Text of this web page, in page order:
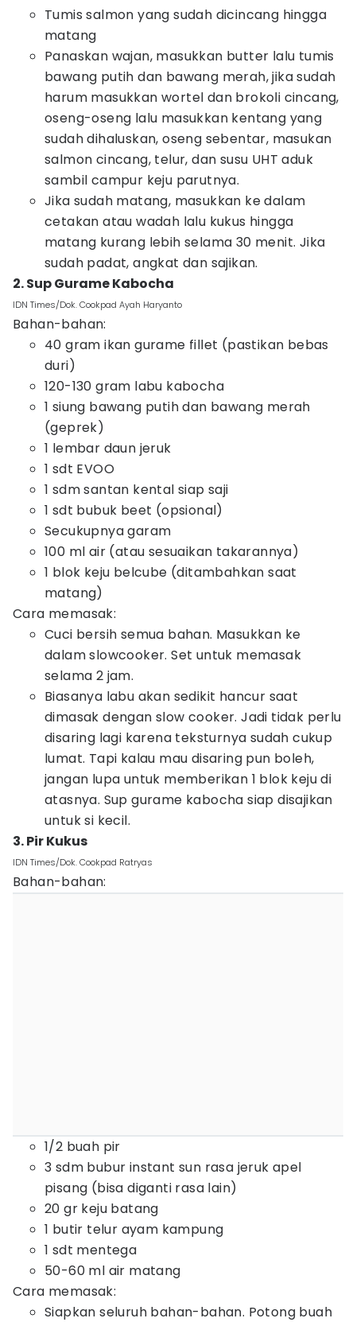
Tumis salmon yang sudah dicincang hingga
matang
Panaskan wajan, masukkan butter lalu tumis
bawang putih dan bawang merah, jika sudah
harum masukkan wortel dan brokoli cincang,
oseng-oseng lalu masukkan kentang yang
sudah dihaluskan, oseng sebentar, masukan
salmon cincang, telur, dan susu UHT aduk
sambil campur keju parutnya.
Jika sudah matang, masukkan ke dalam
cetakan atau wadah lalu kukus hingga
matang kurang lebih selama 30 menit. Jika
sudah padat, angkat dan sajikan.
2. Sup Gurame Kabocha
IDN Times/Dok. Cookpad Ayah Haryanto
Bahan-bahan:
40 gram ikan gurame fillet (pastikan bebas
duri)
120-130 gram labu kabocha
1 siung bawang putih dan bawang merah
(geprek)
1 lembar daun jeruk
1 sdt EVOO
1 sdm santan kental siap saji
1 sdt bubuk beet (opsional)
Secukupnya garam
100 ml air (atau sesuaikan takarannya)
1 blok keju belcube (ditambahkan saat
matang)
Cara memasak:
Cuci bersih semua bahan. Masukkan ke
dalam slowcooker. Set untuk memasak
selama 2 jam.
Biasanya labu akan sedikit hancur saat
dimasak dengan slow cooker. Jadi tidak perlu
disaring lagi karena teksturnya sudah cukup
lumat. Tapi kalau mau disaring pun boleh,
jangan lupa untuk memberikan 1 blok keju di
atasnya. Sup gurame kabocha siap disajikan
untuk si kecil.
3. Pir Kukus
IDN Times/Dok. Cookpad Ratryas
Bahan-bahan:
1/2 buah pir
3 sdm bubur instant sun rasa jeruk apel
pisang (bisa diganti rasa lain)
20 gr keju batang
1 butir telur ayam kampung
1 sdt mentega
50-60 ml air matang
Cara memasak:
Siapkan seluruh bahan-bahan. Potong buah